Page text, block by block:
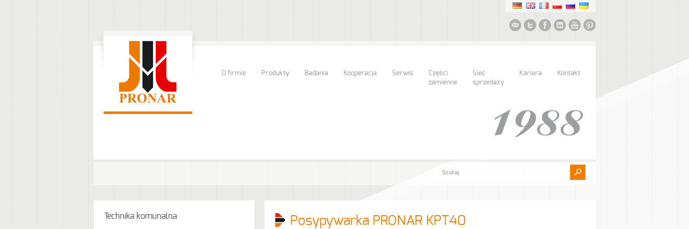
O firmie Produkty Badania Kooperacja Serwis
Części
zamienne
Sieć
sprzedaży
Kariera Kontakt
Posypywarka PRONAR KPT40
Technika komunalna